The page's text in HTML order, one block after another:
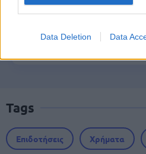
Data Deletion Data
Προσλήψεις στο
Μουσείο Ηρακλείου
Πότε λήγουν οι
Tags
Επιδοτήσεις Χρήματα